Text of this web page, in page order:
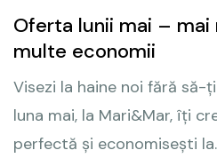
Oferta lunii mai – mai
multe economii
Visezi la haine noi fără
luna mai, la Mari&Mar, îți
perfectă și economisești